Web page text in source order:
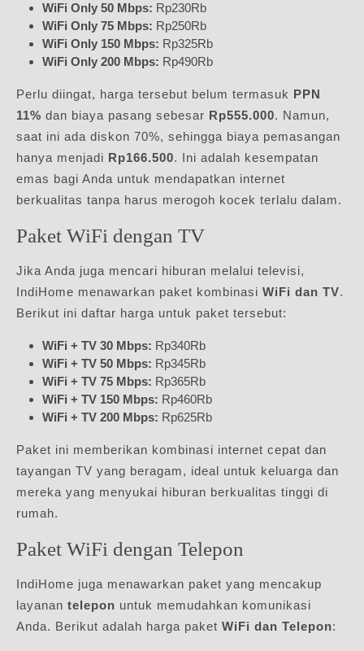
WiFi Only 50 Mbps: Rp230Rb
WiFi Only 75 Mbps: Rp250Rb
WiFi Only 150 Mbps: Rp325Rb
WiFi Only 200 Mbps: Rp490Rb
Perlu diingat, harga tersebut belum termasuk PPN
11% dan biaya pasang sebesar Rp555.000. Namun,
saat ini ada diskon 70%, sehingga biaya pemasangan
hanya menjadi Rp166.500. Ini adalah kesempatan
emas bagi Anda untuk mendapatkan internet
berkualitas tanpa harus merogoh kocek terlalu dalam.
Paket WiFi dengan TV
Jika Anda juga mencari hiburan melalui televisi,
IndiHome menawarkan paket kombinasi WiFi dan TV.
Berikut ini daftar harga untuk paket tersebut:
WiFi + TV 30 Mbps: Rp340Rb
WiFi + TV 50 Mbps: Rp345Rb
WiFi + TV 75 Mbps: Rp365Rb
WiFi + TV 150 Mbps: Rp460Rb
WiFi + TV 200 Mbps: Rp625Rb
Paket ini memberikan kombinasi internet cepat dan
tayangan TV yang beragam, ideal untuk keluarga dan
mereka yang menyukai hiburan berkualitas tinggi di
rumah.
Paket WiFi dengan Telepon
IndiHome juga menawarkan paket yang mencakup
layanan telepon untuk memudahkan komunikasi
Anda. Berikut adalah harga paket WiFi dan Telepon: